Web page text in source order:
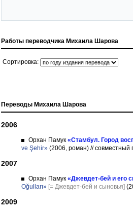
Работы переводчика Михаила Шарова
Сортировка:
Переводы Михаила Шарова
2006
Орхан Памук «Стамбул. Город
ve Şehir» (2006, роман) // совместный
2007
Орхан Памук «Джевдет-бей и его
Oğulları» [= Джевдет-бей и сыновья]
2009